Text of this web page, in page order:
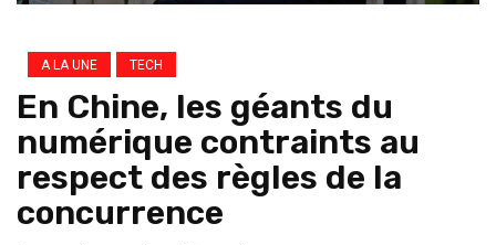
A LA UNE TECH
En Chine, les géants du
numérique contraints au
respect des règles de la
concurrence